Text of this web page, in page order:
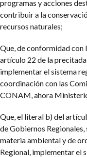
programas y acciones
contribuir a la
recursos naturales;
Que, de conformidad con
artículo 22 de la
implementar el sistema
coordinación con las
CONAM, ahora
Que, el literal b) del
de Gobiernos Regionales,
materia ambiental y de
Regional, implementar el